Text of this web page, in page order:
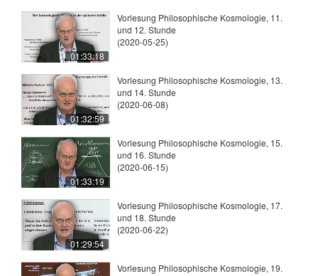
01:33:18
Vorlesung Philosophische Kosmologie, 11.
und 12. Stunde
(2020-05-25)
01:32:59
Vorlesung Philosophische Kosmologie, 13.
und 14. Stunde
(2020-06-08)
01:33:19
Vorlesung Philosophische Kosmologie, 15.
und 16. Stunde
(2020-06-15)
01:29:54
Vorlesung Philosophische Kosmologie, 17.
und 18. Stunde
(2020-06-22)
Vorlesung Philosophische Kosmologie, 19.